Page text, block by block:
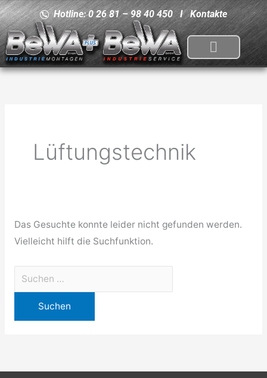
Zum
Inhalt
springen
Hotline: 0 26 81 – 98 40 450 IKontakte
Lüftungstechnik
Das Gesuchte konnte leider nicht gefunden werden.
Vielleicht hilft die Suchfunktion.
Suchen